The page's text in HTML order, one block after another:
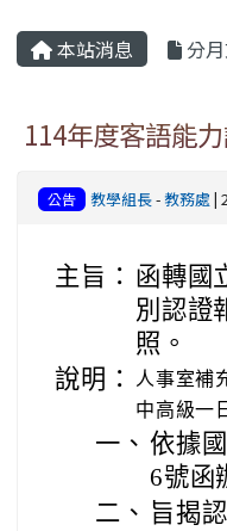
本站消息 分
114年度客語能
公告 教學組長-教務處 |
主旨： 函轉國
別認證
照。
說明：
人事室補
中高級一
一、 依據
6號函
二、 旨揭